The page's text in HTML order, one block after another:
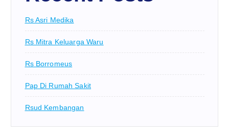
Rs Asri Medika
Rs Mitra Keluarga Waru
Rs Borromeus
Pap Di Rumah Sakit
Rsud Kembangan